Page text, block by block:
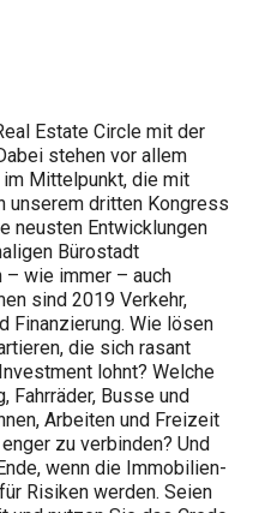
Estate Circle mit der
stehen vor allem
im Mittelpunkt, die mit
unserem dritten Kongress
neusten Entwicklungen
Bürostadt
– wie immer – auch
sind 2019 Verkehr,
Finanzierung. Wie lösen
die sich rasant
lohnt? Welche
Fahrräder, Busse und
Arbeiten und Freizeit
zu verbinden? Und
wenn die Immobilien-
Risiken werden. Seien